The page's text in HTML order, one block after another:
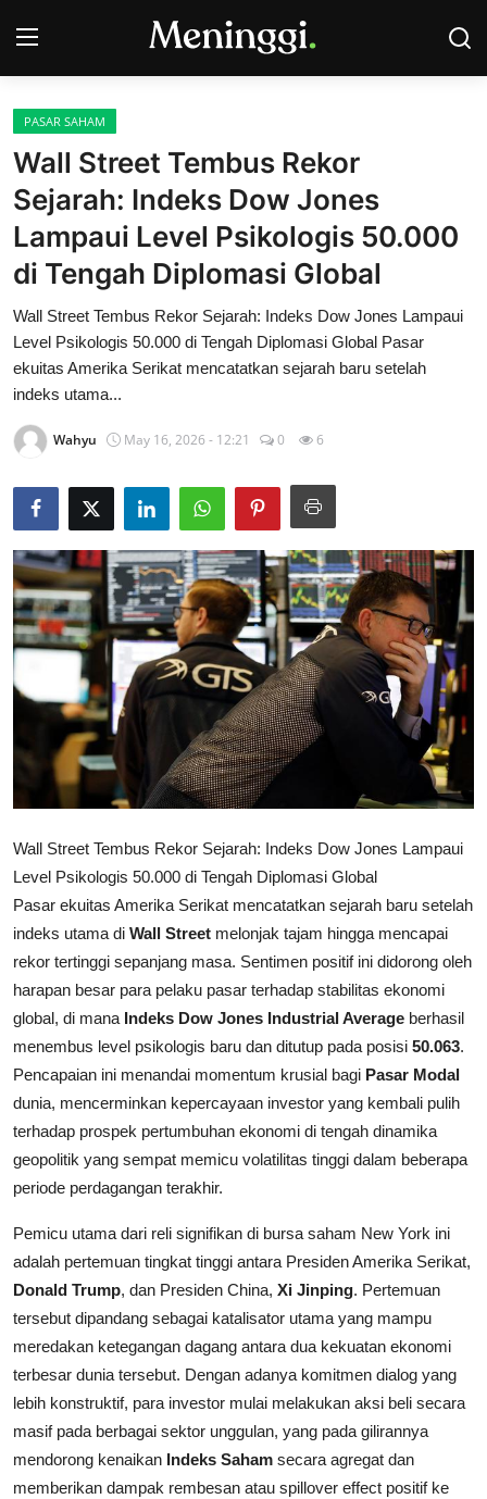
Contact
Pasar Saham
Bisnis
Korporasi
Kripto
Obligasi & Reksadana
Rekomendasi
PASAR SAHAM
Wall Street Tembus Rekor
Sejarah: Indeks Dow Jones
Lampaui Level Psikologis 50.000
di Tengah Diplomasi Global
Wall Street Tembus Rekor Sejarah: Indeks Dow Jones Lampaui
Level Psikologis 50.000 di Tengah Diplomasi Global Pasar
ekuitas Amerika Serikat mencatatkan sejarah baru setelah
indeks utama...
Wahyu May 16, 2026 - 12:21 0 6
Wall Street Tembus Rekor Sejarah: Indeks Dow Jones Lampaui
Level Psikologis 50.000 di Tengah Diplomasi Global
Pasar ekuitas Amerika Serikat mencatatkan sejarah baru setelah
indeks utama di Wall Street melonjak tajam hingga mencapai
rekor tertinggi sepanjang masa. Sentimen positif ini didorong oleh
harapan besar para pelaku pasar terhadap stabilitas ekonomi
global, di mana Indeks Dow Jones Industrial Average berhasil
menembus level psikologis baru dan ditutup pada posisi 50.063.
Pencapaian ini menandai momentum krusial bagi Pasar Modal
dunia, mencerminkan kepercayaan investor yang kembali pulih
terhadap prospek pertumbuhan ekonomi di tengah dinamika
geopolitik yang sempat memicu volatilitas tinggi dalam beberapa
periode perdagangan terakhir.
Pemicu utama dari reli signifikan di bursa saham New York ini
adalah pertemuan tingkat tinggi antara Presiden Amerika Serikat,
Donald Trump, dan Presiden China, Xi Jinping. Pertemuan
tersebut dipandang sebagai katalisator utama yang mampu
meredakan ketegangan dagang antara dua kekuatan ekonomi
terbesar dunia tersebut. Dengan adanya komitmen dialog yang
lebih konstruktif, para investor mulai melakukan aksi beli secara
masif pada berbagai sektor unggulan, yang pada gilirannya
mendorong kenaikan Indeks Saham secara agregat dan
memberikan dampak rembesan atau spillover effect positif ke